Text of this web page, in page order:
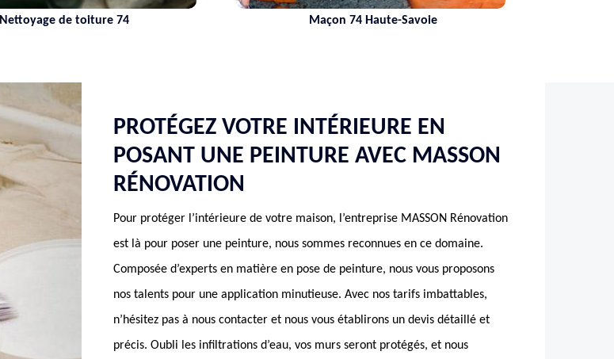
Nettoyage de toiture 74 Maçon 74 Haute-Savoie
PROTÉGEZ VOTRE INTÉRIEURE EN
POSANT UNE PEINTURE AVEC MASSON
RÉNOVATION
Pour protéger l’intérieure de votre maison, l’entreprise MASSON Rénovation
est là pour poser une peinture, nous sommes reconnues en ce domaine.
Composée d’experts en matière en pose de peinture, nous vous proposons
nos talents pour une application minutieuse. Avec nos tarifs imbattables,
n’hésitez pas à nous contacter et nous vous établirons un devis détaillé et
précis. Oubli les infiltrations d’eau, vos murs seront protégés, et nous